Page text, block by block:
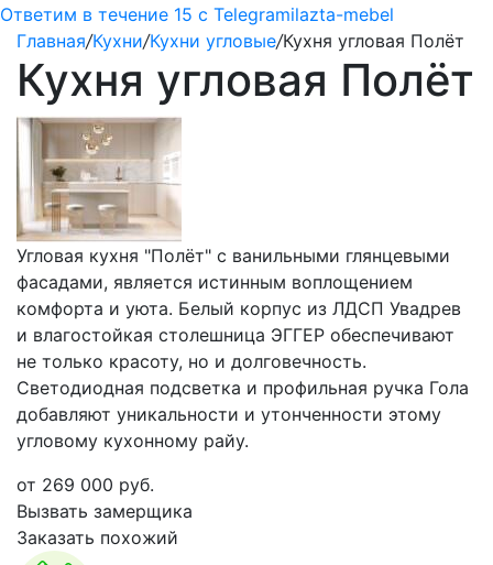
Ответим в течение 15 с Telegramilazta-mebel
Главная/Кухни/Кухни угловые/Кухня угловая Полёт
Кухня угловая Полёт
Угловая кухня "Полёт" с ванильными глянцевыми
фасадами, является истинным воплощением
комфорта и уюта. Белый корпус из ЛДСП Увадрев
и влагостойкая столешница ЭГГЕР обеспечивают
не только красоту, но и долговечность.
Светодиодная подсветка и профильная ручка Гола
добавляют уникальности и утонченности этому
угловому кухонному райу.
от 269 000 руб.
Вызвать замерщика
Заказать похожий